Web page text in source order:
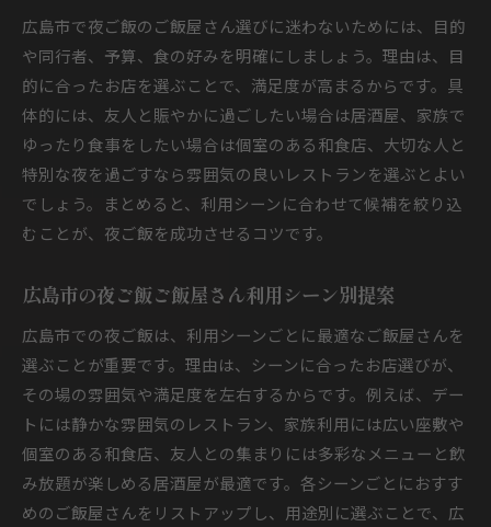
広島市で夜ご飯のご飯屋さん選びに迷わないためには、目的
や同行者、予算、食の好みを明確にしましょう。理由は、目
的に合ったお店を選ぶことで、満足度が高まるからです。具
体的には、友人と賑やかに過ごしたい場合は居酒屋、家族で
ゆったり食事をしたい場合は個室のある和食店、大切な人と
特別な夜を過ごすなら雰囲気の良いレストランを選ぶとよい
でしょう。まとめると、利用シーンに合わせて候補を絞り込
むことが、夜ご飯を成功させるコツです。
広島市の夜ご飯ご飯屋さん利用シーン別提案
広島市での夜ご飯は、利用シーンごとに最適なご飯屋さんを
選ぶことが重要です。理由は、シーンに合ったお店選びが、
その場の雰囲気や満足度を左右するからです。例えば、デー
トには静かな雰囲気のレストラン、家族利用には広い座敷や
個室のある和食店、友人との集まりには多彩なメニューと飲
み放題が楽しめる居酒屋が最適です。各シーンごとにおすす
めのご飯屋さんをリストアップし、用途別に選ぶことで、広